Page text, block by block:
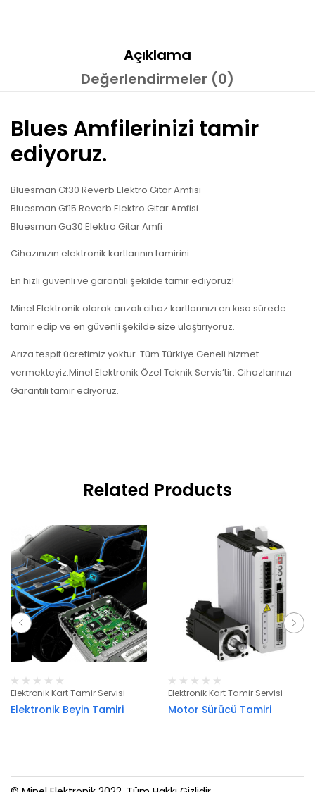
Açıklama
Değerlendirmeler (0)
Blues Amfilerinizi tamir
ediyoruz.
Bluesman Gf30 Reverb Elektro Gitar Amfisi
Bluesman Gf15 Reverb Elektro Gitar Amfisi
Bluesman Ga30 Elektro Gitar Amfi
Cihazınızın elektronik kartlarının tamirini
En hızlı güvenli ve garantili şekilde tamir ediyoruz!
Minel Elektronik olarak arızalı cihaz kartlarınızı en kısa sürede
tamir edip ve en güvenli şekilde size ulaştırıyoruz.
Arıza tespit ücretimiz yoktur. Tüm Türkiye Geneli hizmet
vermekteyiz.Minel Elektronik Özel Teknik Servis’tir. Cihazlarınızı
Garantili tamir ediyoruz.
Related Products
Elektronik Kart Tamir Servisi
Elektronik Beyin Tamiri
Elektronik Kart Tamir Servisi
Motor Sürücü Tamiri